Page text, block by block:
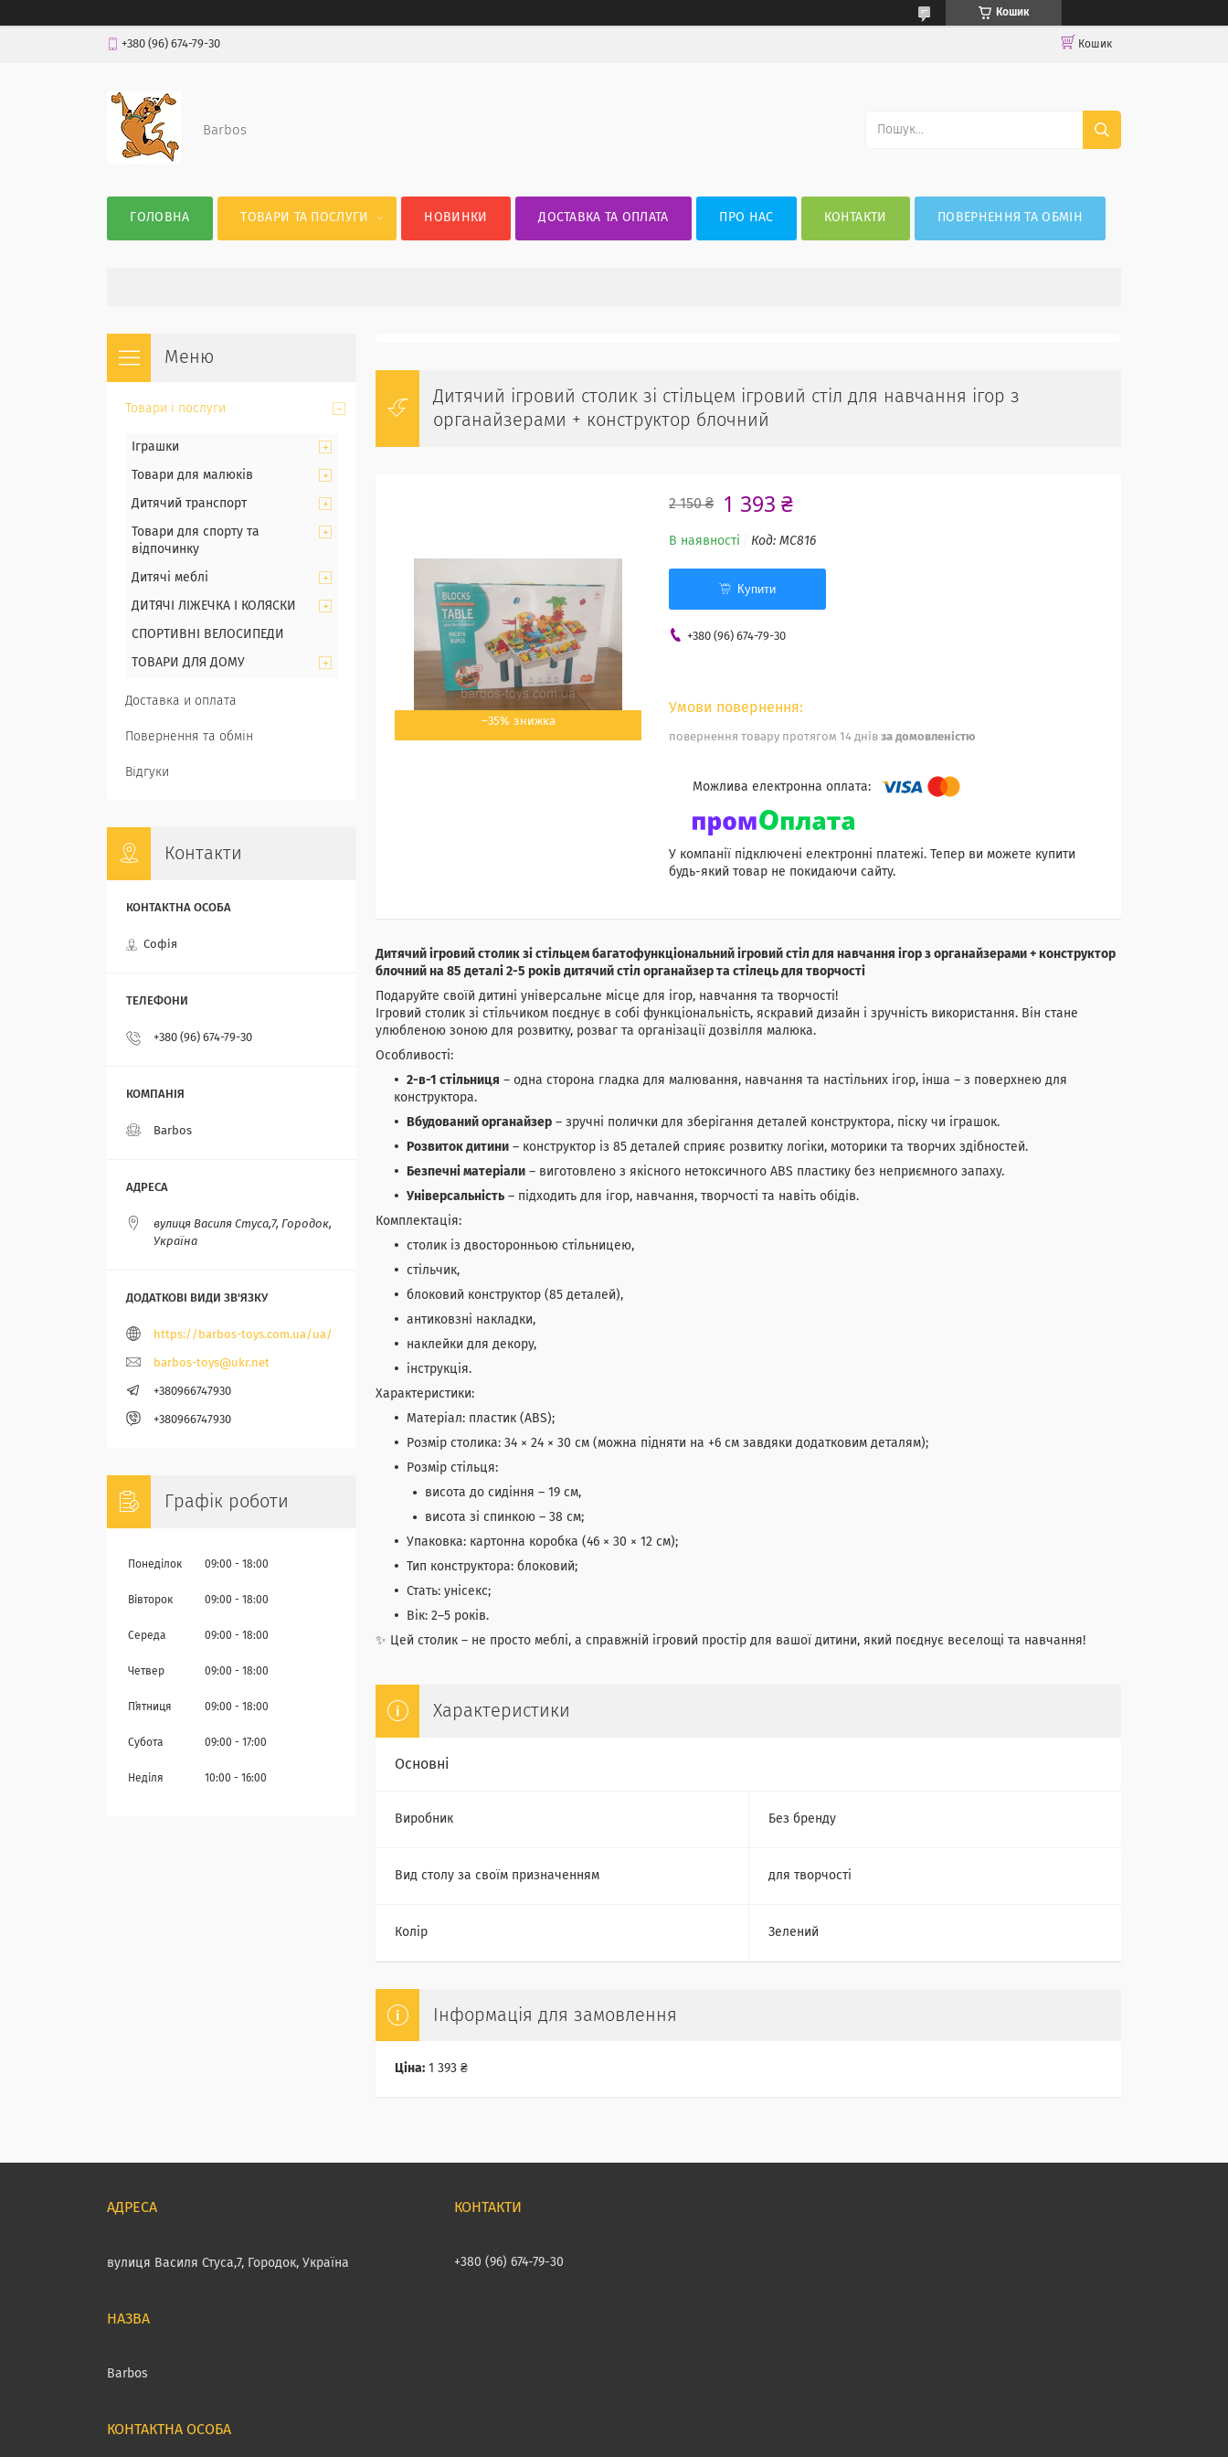
Кошик
+380 (96) 674-79-30 Кошик
Barbos
ГОЛОВНА ТОВАРИ ТА ПОСЛУГИ НОВИНКИ ДОСТАВКА ТА ОПЛАТА ПРО НАС КОНТАКТИ ПОВЕРНЕННЯ ТА ОБМІН
Дитячий ігровий столик зі стільцем ігровий стіл для навчання ігор з
органайзерами + конструктор блочний
–35%
2 150 ₴ 1 393 ₴
В наявності Код: MC816
Купити
+380 (96) 674-79-30
повернення товару протягом 14 днів за домовленістю
У компанії підключені електронні платежі. Тепер ви можете купити
будь-який товар не покидаючи сайту.
Дитячий ігровий столик зі стільцем багатофункціональний ігровий стіл для навчання ігор з органайзерами + конструктор
блочний на 85 деталі 2-5 років дитячий стіл органайзер та стілець для творчості
Подаруйте своїй дитині універсальне місце для ігор, навчання та творчості!
Ігровий столик зі стільчиком поєднує в собі функціональність, яскравий дизайн і зручність використання. Він стане
улюбленою зоною для розвитку, розваг та організації дозвілля малюка.
Особливості:
2-в-1 стільниця – одна сторона гладка для малювання, навчання та настільних ігор, інша – з поверхнею для
конструктора.
Вбудований органайзер – зручні полички для зберігання деталей конструктора, піску чи іграшок.
Розвиток дитини – конструктор із 85 деталей сприяє розвитку логіки, моторики та творчих здібностей.
Безпечні матеріали – виготовлено з якісного нетоксичного ABS пластику без неприємного запаху.
Універсальність – підходить для ігор, навчання, творчості та навіть обідів.
Комплектація:
столик із двосторонньою стільницею,
стільчик,
блоковий конструктор (85 деталей),
антиковзні накладки,
наклейки для декору,
інструкція.
Характеристики:
Матеріал: пластик (ABS);
Розмір столика: 34 × 24 × 30 см (можна підняти на +6 см завдяки додатковим деталям);
Розмір стільця:
висота до сидіння – 19 см,
висота зі спинкою – 38 см;
Упаковка: картонна коробка (46 × 30 × 12 см);
Тип конструктора: блоковий;
Стать: унісекс;
Вік: 2–5 років.
✨ Цей столик – не просто меблі, а справжній ігровий простір для вашої дитини, який поєднує веселощі та навчання!
Характеристики
Основні
Виробник Без бренду
Вид столу за своїм призначенням для творчості
Колір Зелений
Інформація для замовлення
Ціна: 1 393 ₴
Товари і послуги
Іграшки
Товари для малюків
Дитячий транспорт
Товари для спорту та
відпочинку
Дитячі меблі
ДИТЯЧІ ЛІЖЕЧКА І КОЛЯСКИ
СПОРТИВНІ ВЕЛОСИПЕДИ
ТОВАРИ ДЛЯ ДОМУ
Доставка и оплата
Повернення та обмін
Відгуки
Контакти
Софія
+380 (96) 674-79-30
Barbos
вулиця Василя Стуса,7, Городок,
Україна
https://barbos-toys.com.ua/ua/
barbos-toys@ukr.net
+380966747930
+380966747930
Графік роботи
Понеділок 09:00 18:00
Вівторок 09:00 18:00
Середа 09:00 18:00
Четвер 09:00 18:00
Пʼятниця 09:00 18:00
Субота 09:00 17:00
Неділя 10:00 16:00
вулиця Василя Стуса,7, Городок, Україна
Barbos
+380 (96) 674-79-30